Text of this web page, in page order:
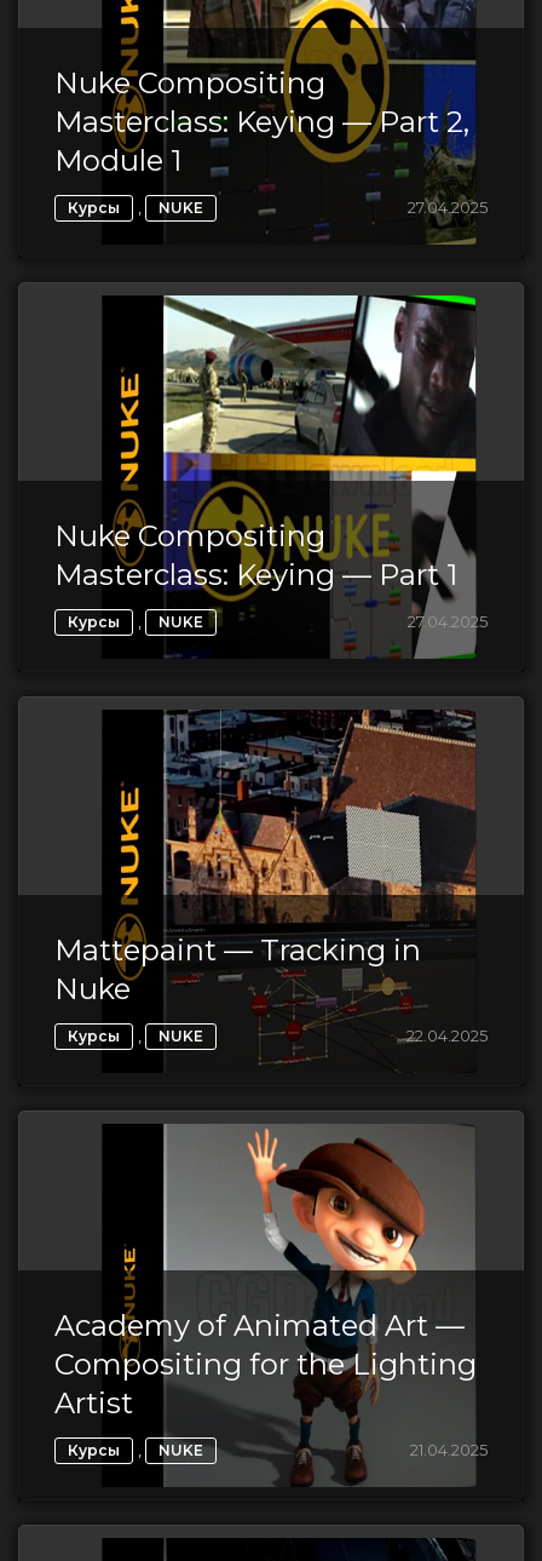
Nuke Compositing
Masterclass: Keying — Part 2,
Module 1
Курсы , NUKE 27.04.2025
Nuke Compositing
Masterclass: Keying — Part 1
Курсы , NUKE 27.04.2025
Mattepaint — Tracking in
Nuke
Курсы , NUKE 22.04.2025
Academy of Animated Art —
Compositing for the Lighting
Artist
Курсы , NUKE 21.04.2025